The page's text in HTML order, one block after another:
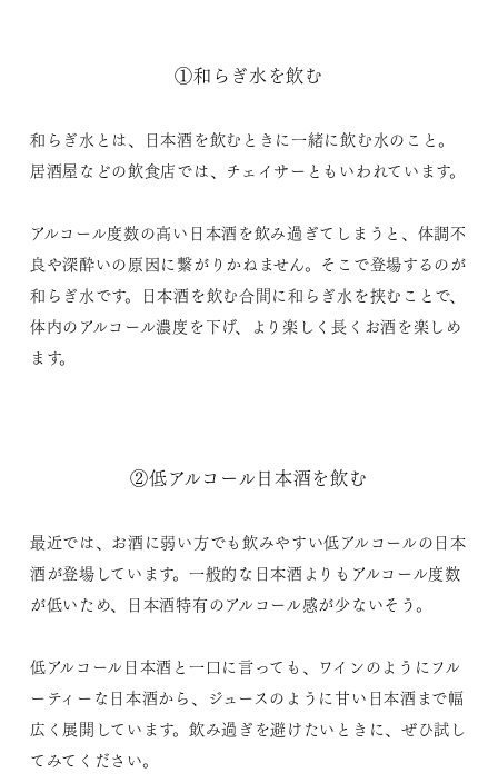
①和らぎ水を飲む
和らぎ水とは、日本酒を飲むときに一緒に飲む水のこと。
居酒屋などの飲食店では、チェイサーともいわれています。
アルコール度数の高い日本酒を飲み過ぎてしまうと、体調不
良や深酔いの原因に繋がりかねません。そこで登場するのが
和らぎ水です。日本酒を飲む合間に和らぎ水を挟むことで、
体内のアルコール濃度を下げ、より楽しく長くお酒を楽しめ
ます。
②低アルコール日本酒を飲む
最近では、お酒に弱い方でも飲みやすい低アルコールの日本
酒が登場しています。一般的な日本酒よりもアルコール度数
が低いため、日本酒特有のアルコール感が少ないそう。
低アルコール日本酒と一口に言っても、ワインのようにフル
ーティーな日本酒から、ジュースのように甘い日本酒まで幅
広く展開しています。飲み過ぎを避けたいときに、ぜひ試し
てみてください。